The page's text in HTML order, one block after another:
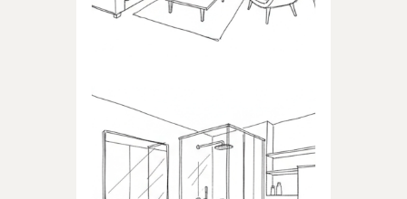
ŁAZIENKA